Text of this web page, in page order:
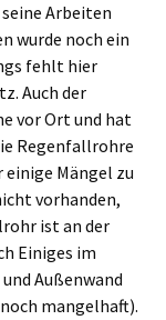
Arbeiten
wurde noch ein
fehlt hier
Auch der
vor Ort und hat
Regenfallrohre
Mängel zu
vorhanden,
ist an der
Einiges im
Außenwand
mangelhaft).